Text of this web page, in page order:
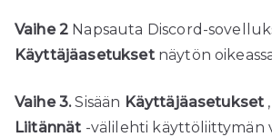
Vaihe 2 Napsauta Discord-
Käyttäjäasetuksetnäytön
Vaihe 3.Sisään Käyttäjäasetukset
Liitännät -välilehti käyttöliittymän